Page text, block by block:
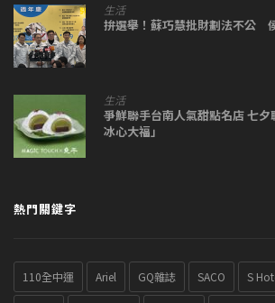
生活
拚選舉！蘇巧慧批財劃法不公
生活
爭鮮聯手台南人氣甜點名店 七
冰心大福」
熱門關鍵字
110全中運 Ariel GQ雜誌 SACO S